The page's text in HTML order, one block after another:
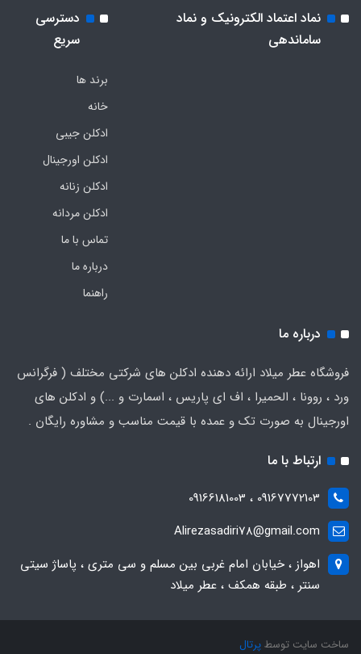
نماد اعتماد الکترونیک و نماد
ساماندهی
دسترسی
سریع
برند ها
خانه
ادکلن جیبی
ادکلن اورجینال
ادکلن زنانه
ادکلن مردانه
تماس با ما
درباره ما
راهنما
درباره ما
فروشگاه عطر میلاد ارائه دهنده ادکلن های شرکتی مختلف ( فرگرانس
ورد ، روونا ، الحمیرا ، اف ای پاریس ، اسمارت و ...) و ادکلن های
اورجینال به صورت تک و عمده با قیمت مناسب و مشاوره رایگان .
ارتباط با ما
09167772103 ، 09166181003
Alirezasadiri78@gmail.com
اهواز ، خیابان امام غربی بین مسلم و سی متری ، پاساژ سیتی
سنتر ، طبقه همکف ، عطر میلاد
ساخت سایت توسطپرتال